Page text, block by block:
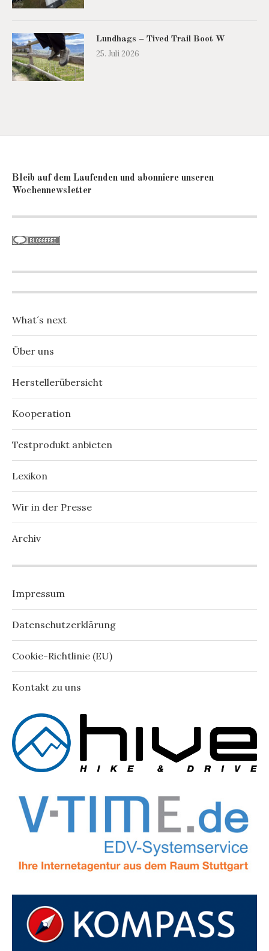
Lundhags – Tived Trail Boot W
25. Juli 2026
Bleib auf dem Laufenden und abonniere unseren
Wochennewsletter
What´s next
Über uns
Herstellerübersicht
Kooperation
Testprodukt anbieten
Lexikon
Wir in der Presse
Archiv
Impressum
Datenschutzerklärung
Cookie-Richtlinie (EU)
Kontakt zu uns